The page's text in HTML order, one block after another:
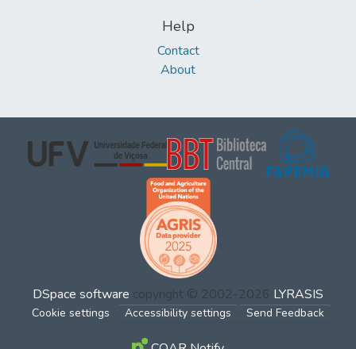
Help
Contact
About
DSpace software copyright © 2002-2026 LYRASIS
Cookie settings Accessibility settings Send Feedback